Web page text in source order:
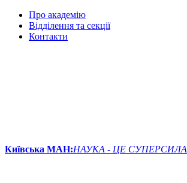
Про академію
Відділення та секції
Контакти
Київська МАН:НАУКА - ЦЕ СУПЕРСИЛА